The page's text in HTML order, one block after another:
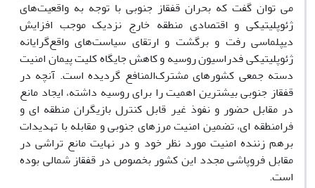
می توان گفت که بحران قفقاز جنوبی با توجه به واقعیت‌های
ژئوپلیتیکی و اقتصادی منطقه خارج نزدیک موجب افزایش
دیپلماسی رفت و برگشت و ارتقای سیاست‌های واقع‌گرایانه
ژئوپلیتیکی فدراسیون روسیه و کاهش جایگاه کلیت پیمان امنیت
دسته جمعی کشورهای مشترک‌المنافع گردیده است. آنچه در
قفقاز جنوبی بیشترین اهمیت را برای روسیه داشته، ایجاد مانع
در مقابل حضور و نفوذ غیر قابل کنترل بازیگران منطقه ای و
فرامنطقه ای، تضمین امنیت مرزهای جنوبی و مقابله با تهدیدات
برهم زننده امنیت مورد نظر خود و در نهایت مانع تراشی در
مقابل فروپاشی مجدد این کشور بخصوص در قفقاز شمالی بوده
است.